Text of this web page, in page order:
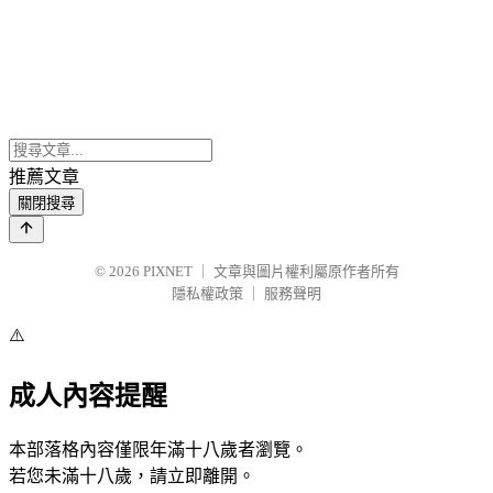
推薦文章
關閉搜尋
© 2026 PIXNET
文章與圖片權利屬原作者所有
隱私權政策
服務聲明
⚠️
成人內容提醒
本部落格內容僅限年滿十八歲者瀏覽。
若您未滿十八歲，請立即離開。